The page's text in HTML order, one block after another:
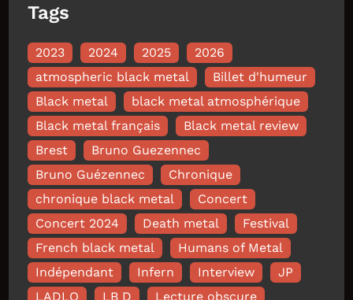
Tags
2023 2024 2025
2026
atmospheric black metal
Billet d'humeur
Black metal
black metal atmosphérique
Black metal français
Black metal review
Brest
Bruno Guezennec
Bruno Guézennec
Chronique
chronique black metal
Concert
Concert 2024
Death metal
Festival
French black metal
Humans of Metal
Indépendant
Infern Interview
JP
LADLO
LB D
Lecture obscure